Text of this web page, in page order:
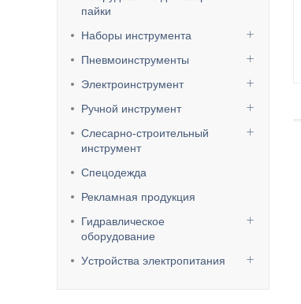
пайки
Наборы инструмента
Пневмоинструменты
Электроинструмент
Ручной инструмент
Слесарно-строительный
инструмент
Спецодежда
Рекламная продукция
Гидравлическое
оборудование
Уcтpoйcтвa элeктpoпитaния